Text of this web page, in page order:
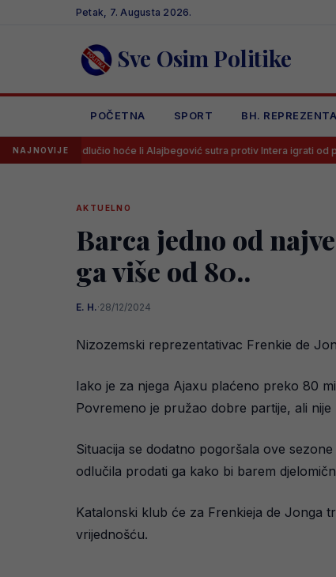
Petak, 7. Augusta 2026.
Sve Osim Politike
POČETNA SPORT BH.
NAJNOVIJE
hoće li Alajbegović sutra protiv Intera igrati od prve minute
AKTUELNO
Barca jedno od
ga više od 80..
E. H.·28/12/2024
Nizozemski reprezentativac Frenkie de
Iako je za njega Ajaxu plaćeno preko 80
Povremeno je pružao dobre partije, ali
Situacija se dodatno pogoršala ove
odlučila prodati ga kako bi barem
Katalonski klub će za Frenkieja de Jonga
vrijednošću.